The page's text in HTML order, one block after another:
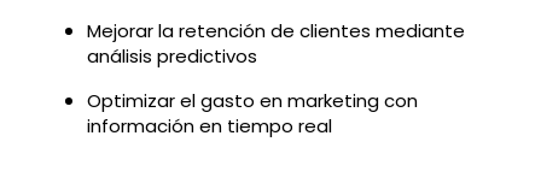
Mejorar la retención de clientes mediante
análisis predictivos
Optimizar el gasto en marketing con
información en tiempo real